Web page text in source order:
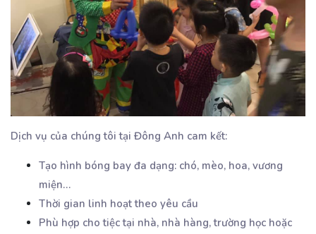
Dịch vụ của chúng tôi tại Đông Anh cam kết:
Tạo hình bóng bay đa dạng: chó, mèo, hoa, vương
miện…
Thời gian linh hoạt theo yêu cầu
Phù hợp cho tiệc tại nhà, nhà hàng, trường học hoặc